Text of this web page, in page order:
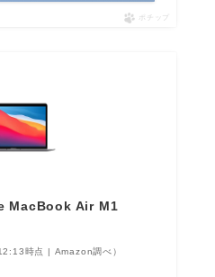
ポチップ
MacBook Air M1
時点 | Amazon調べ）